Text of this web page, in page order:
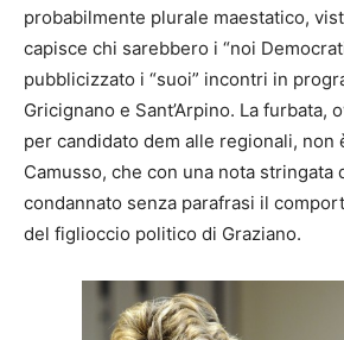
probabilmente plurale maestatico,
capisce chi sarebbero i “noi
pubblicizzato i “suoi” incontri in
Gricignano e Sant’Arpino. La furbata,
per candidato dem alle regionali, non
Camusso, che con una nota stringata
condannato senza parafrasi il
del figlioccio politico di Graziano.